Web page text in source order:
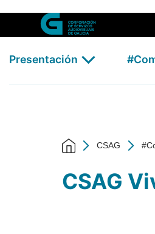
Skip to Main Content
CSAG Viva -
Presentación
CSAG
CSAG